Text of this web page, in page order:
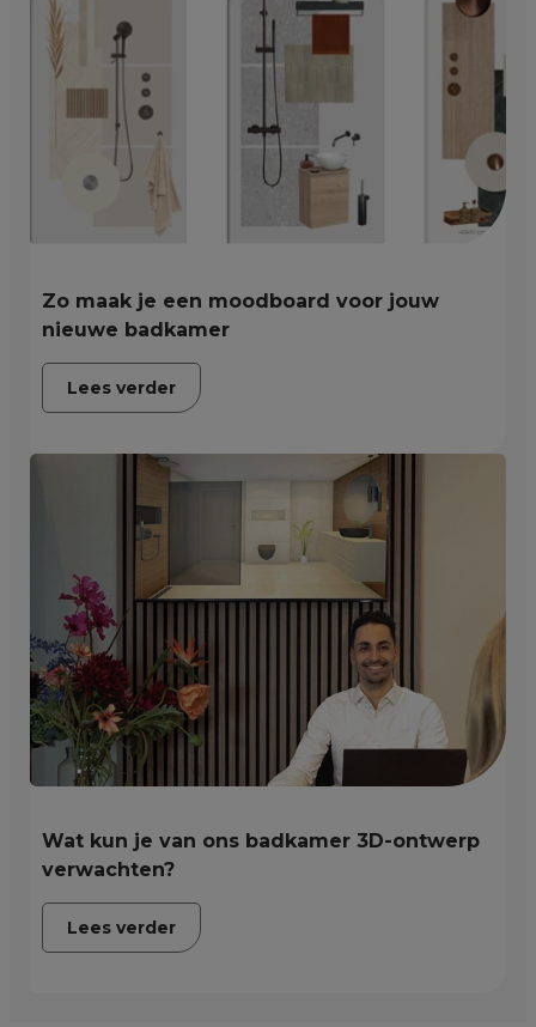
Zo maak je een moodboard voor jouw
nieuwe badkamer
Lees verder
Wat kun je van ons badkamer 3D-ontwerp
verwachten?
Lees verder